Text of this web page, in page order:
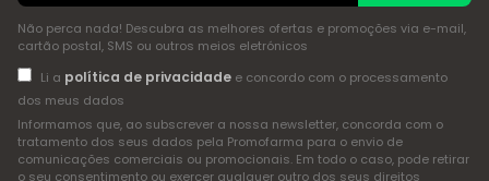
Não perca nada! Descubra as melhores ofertas e promoções via e-mail,
cartão postal, SMS ou outros meios eletrónicos
Li a política de privacidadee concordo com o processamento
dos meus dados
Informamos que, ao subscrever a nossa newsletter, concorda com o
tratamento dos seus dados pela Promofarma para o envio de
comunicações comerciais ou promocionais. Em todo o caso, pode retirar
o seu consentimento ou exercer qualquer outro dos seus direitos